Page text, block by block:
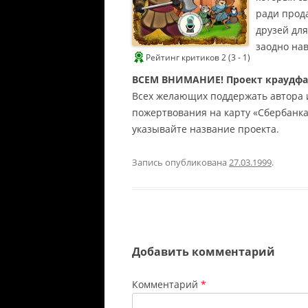
Г
о
м
2
0
2
й
к
т
Рейтинг критиков 2 (3 - 1)
ради
друзей
заодно
ВСЕМ ВНИМАНИЕ! Проект
Всех желающих поддержать автора
пожертвования на карту
указывайте название проекта.
Запись опубликована27.03.1999.
Добавить комментарий
Комментарий *